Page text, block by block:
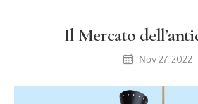
Il Mercato
Nov 27, 2022